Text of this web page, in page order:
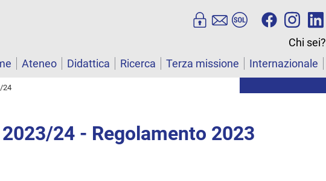
Chi sei?
Ateneo Didattica Ricerca Terza missione Internazionale
24
24 - Regolamento 2023